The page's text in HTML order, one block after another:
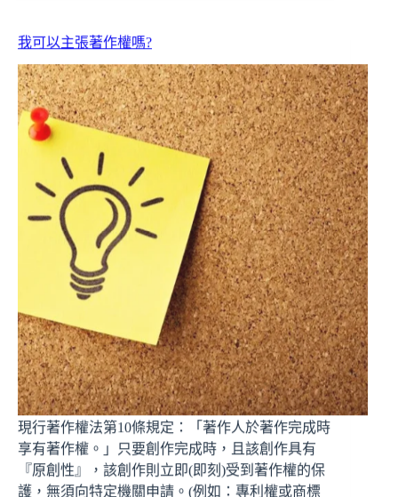
我可以主張著作權嗎?
現行著作權法第10條規定：「著作人於著作完成時
享有著作權。」只要創作完成時，且該創作具有
『原創性』，該創作則立即(即刻)受到著作權的保
護，無須向特定機關申請。(例如：專利權或商標